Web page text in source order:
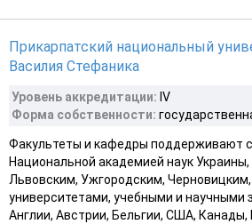
Прикарпатский национальный
Василия Стефаника
Уровень аккредитации: IV
Форма собственности:
Факультеты и кафедры поддерживают
Национальной академией наук
Львовским, Ужгородским,
университетами, учебными и научными
Англии, Австрии, Бельгии, США, Канады,